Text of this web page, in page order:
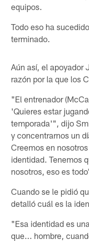
equipos.
Todo eso ha
terminado.
Aún así, el apoyador
razón por la que los
"El entrenador
'Quieres estar
temporada'", dijo
y concentrarnos un
Creemos en
identidad. Tenemos
nosotros, eso es
Cuando se le pidió
detalló cuál es la
"Esa identidad es
que... hombre,